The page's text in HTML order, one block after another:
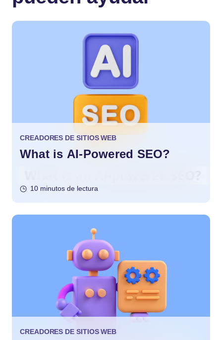
CREADORES DE SITIOS WEB
What is AI-Powered SEO?
10 minutos de lectura
CREADORES DE SITIOS WEB